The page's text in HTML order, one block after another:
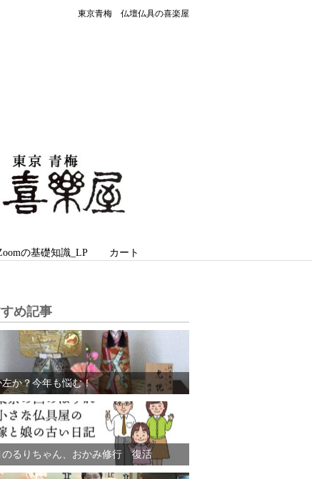
東京青梅 仏壇仏具の喜楽屋
の基礎知識_LP カート
め記事
左か？今年も悩む！
のるりちゃん、おかみ修行 復活